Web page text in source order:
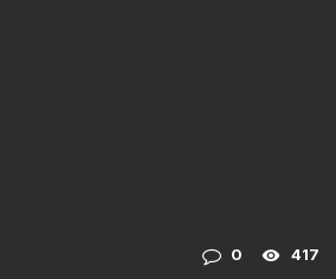
0 417